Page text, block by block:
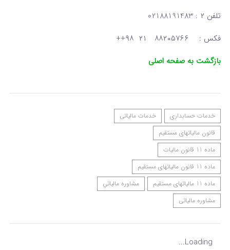
تلفن ۲ : 02188191483
فکس : ۸۸۲۰۵۷۶۶ ۲۱ ۹۸++
بازگشت به صفحه اصلی
خدمات حسابداری
خدمات مالیاتی
قانون مالیاتهای مستقیم
ماده 11 قانون مالیات
ماده 11 قانون مالیاتهای مستقیم
ماده 11 مالیاتهای مستقیم
مشاوره مالياتي
مشاوره مالیاتی
Loading...